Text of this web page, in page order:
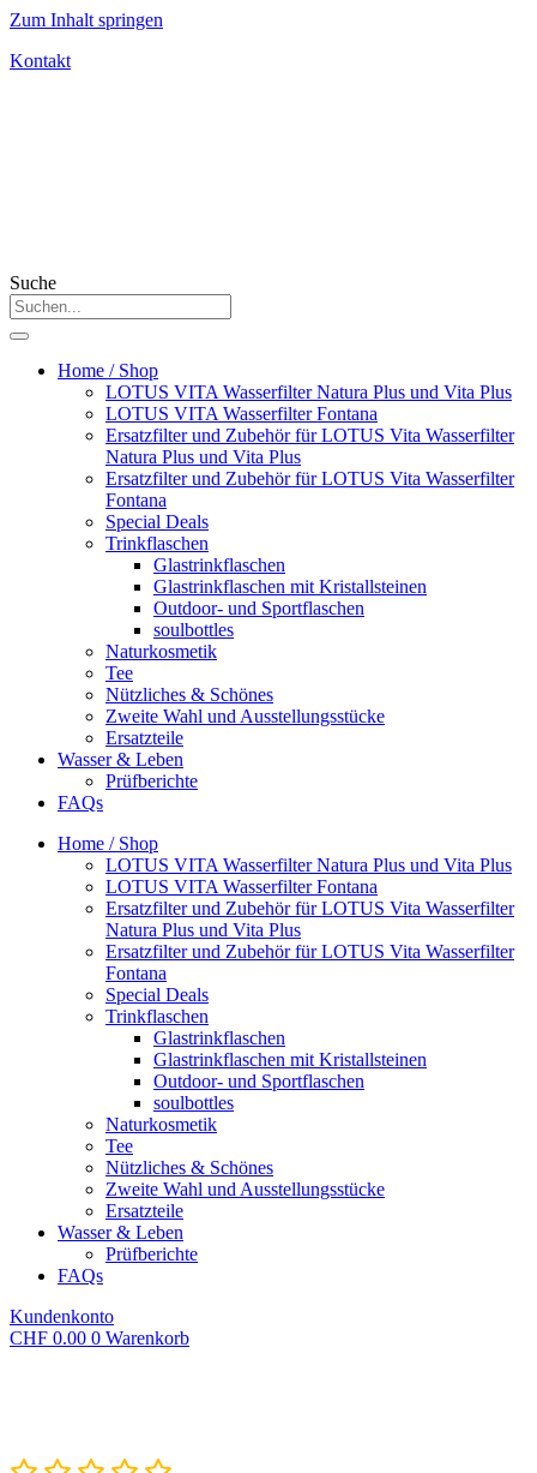
Zum Inhalt springen
Kontakt
Suche
Home / Shop
LOTUS VITA Wasserfilter Natura Plus und Vita Plus
LOTUS VITA Wasserfilter Fontana
Ersatzfilter und Zubehör für LOTUS Vita Wasserfilter
Natura Plus und Vita Plus
Ersatzfilter und Zubehör für LOTUS Vita Wasserfilter
Fontana
Special Deals
Trinkflaschen
Glastrinkflaschen
Glastrinkflaschen mit Kristallsteinen
Outdoor- und Sportflaschen
soulbottles
Naturkosmetik
Tee
Nützliches & Schönes
Zweite Wahl und Ausstellungsstücke
Ersatzteile
Wasser & Leben
Prüfberichte
FAQs
Home / Shop
LOTUS VITA Wasserfilter Natura Plus und Vita Plus
LOTUS VITA Wasserfilter Fontana
Ersatzfilter und Zubehör für LOTUS Vita Wasserfilter
Natura Plus und Vita Plus
Ersatzfilter und Zubehör für LOTUS Vita Wasserfilter
Fontana
Special Deals
Trinkflaschen
Glastrinkflaschen
Glastrinkflaschen mit Kristallsteinen
Outdoor- und Sportflaschen
soulbottles
Naturkosmetik
Tee
Nützliches & Schönes
Zweite Wahl und Ausstellungsstücke
Ersatzteile
Wasser & Leben
Prüfberichte
FAQs
Kundenkonto
CHF 0.00 0 Warenkorb